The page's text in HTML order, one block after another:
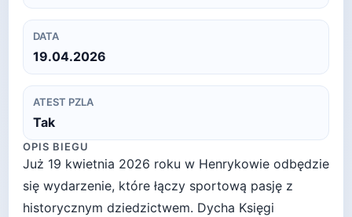
DATA
19.04.2026
ATEST PZLA
Tak
OPIS BIEGU
Już 19 kwietnia 2026 roku w Henrykowie odbędzie
się wydarzenie, które łączy sportową pasję z
historycznym dziedzictwem. Dycha Księgi